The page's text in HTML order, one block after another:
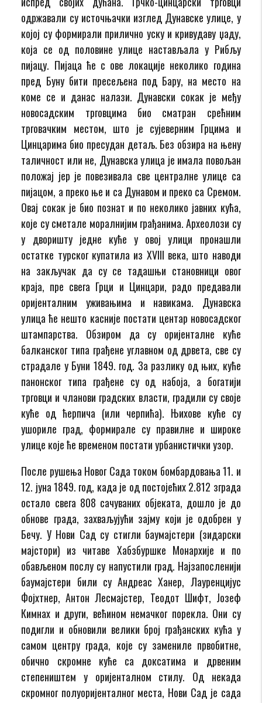
одржавали су источњачки изглед Дунавске улице, у
којој су формирали прилично уску и кривудаву џаду,
која се од половине улице настављала у Рибљу
пијацу. Пијаца ће с ове локације неколико година
пред Буну бити пресељена под Бару, на место на
коме се и данас налази. Дунавски сокак је међу
новосадским трговцима био сматран срећним
трговачким местом, што је сујеверним Грцима и
Цинцарима био пресудан детаљ. Без обзира на њену
таличност или не, Дунавска улица је имала повољан
положај јер је повезивала све централне улице са
пијацом, а преко ње и са Дунавом и преко са Сремом.
Овај сокак је био познат и по неколико јавних кућа,
које су сметале моралнијим грађанима. Археолози су
у дворишту једне куће у овој улици пронашли
остатке турског купатила из XVIII века, што наводи
на закључак да су се тадашњи становници овог
краја, пре свега Грци и Цинцари, радо предавали
оријенталним уживањима и навикама. Дунавска
улица ће нешто касније постати центар новосадског
штампарства. Обзиром да су оријенталне куће
балканског типа грађене углавном од дрвета, све су
страдале у Буни 1849. год. За разлику од њих, куће
панонског типа грађене су од набоја, а богатији
трговци и чланови градских власти, градили су своје
куће од ћерпича (или черпића). Њихове куће су
ушориле град, формирале су правилне и широке
улице које ће временом постати урбанистички узор.
После рушења Новог Сада током бомбардовања 11. и
12. јуна 1849. год, када је од постојећих 2.812 зграда
остало свега 808 сачуваних објеката, дошло је до
обнове града, захваљујући зајму који је одобрен у
Бечу. У Нови Сад су стигли баумајстери (зидарски
мајстори) из читаве Хабзбуршке Монархије и по
обављеном послу су напустили град. Најзапосленији
баумајстери били су Андреас Ханер, Лауренцијус
Фојхтнер, Антон Лесмајстер, Теодот Шифт, Јозеф
Кимнах и други, већином немачког порекла. Они су
подигли и обновили велики број грађанских кућа у
самом центру града, које су замениле првобитне,
обично скромне куће са доксатима и дрвеним
степеништем у оријенталном стилу. Од некада
скромног полуоријенталног места, Нови Сад је сада